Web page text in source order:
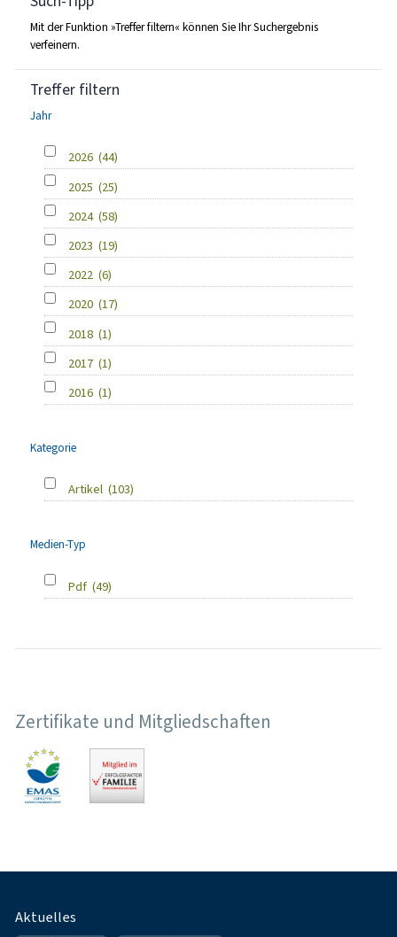
Mit der Funktion »Treffer filtern« können Sie Ihr Suchergebnis
verfeinern.
Treffer filtern
Jahr
2026 (44)
2025 (25)
2024 (58)
2023 (19)
2022 (6)
2020 (17)
2018 (1)
2017 (1)
2016 (1)
Kategorie
Artikel (103)
Medien-Typ
Pdf (49)
Zertifikate und Mitgliedschaften
Fußnavigation
Aktuelles